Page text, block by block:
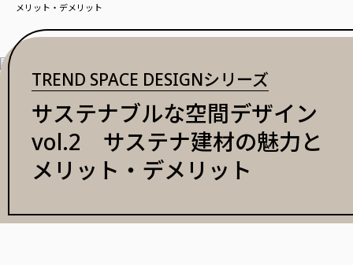
メリット・デメリット
TREND SPACE DESIGNシリーズ
サステナブルな空間デザイン
vol.2 サステナ建材の魅力と
メリット・デメリット